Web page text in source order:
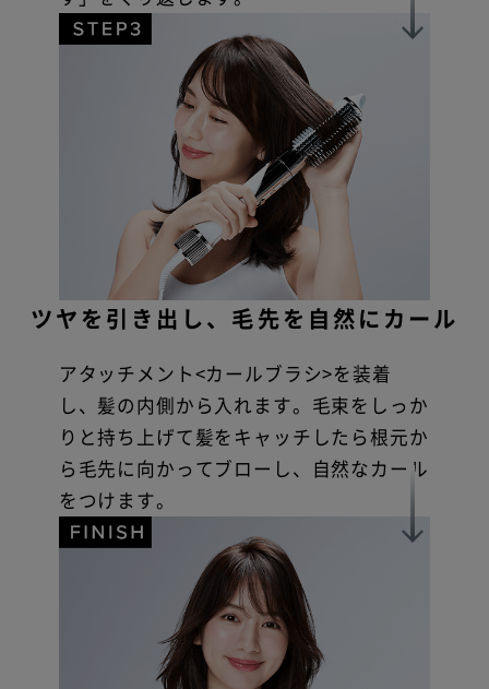
ツヤを引き出し、毛先を自然にカール
アタッチメント<カールブラシ>を装着
し、髪の内側から入れます。毛束をしっか
りと持ち上げて髪をキャッチしたら根元か
ら毛先に向かってブローし、自然なカール
をつけます。